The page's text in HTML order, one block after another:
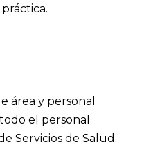
área y personal
el personal
Servicios de Salud.